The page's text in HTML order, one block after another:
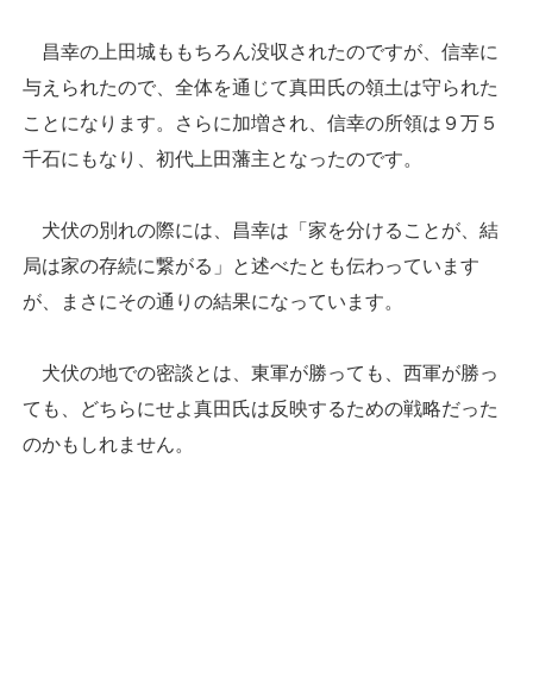
昌幸の上田城ももちろん没収されたのですが、信幸に
与えられたので、全体を通じて真田氏の領土は守られた
ことになります。さらに加増され、信幸の所領は９万５
千石にもなり、初代上田藩主となったのです。
犬伏の別れの際には、昌幸は「家を分けることが、結
局は家の存続に繋がる」と述べたとも伝わっています
が、まさにその通りの結果になっています。
犬伏の地での密談とは、東軍が勝っても、西軍が勝っ
ても、どちらにせよ真田氏は反映するための戦略だった
のかもしれません。